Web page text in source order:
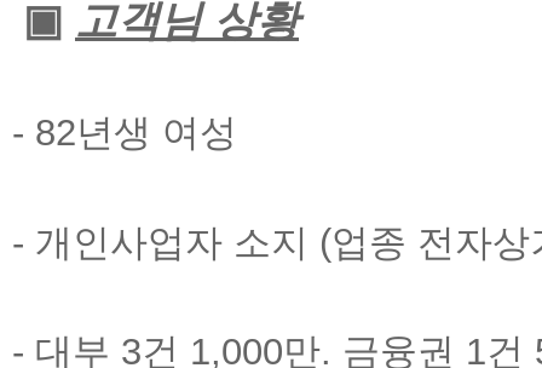
▣ 고객님 상황
- 82년생 여성
- 개인사업자 소지 (업종 전자상
- 대부 3건 1,000만. 금융권 1건